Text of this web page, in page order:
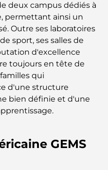
Ghaf : une nouvelle
à Dubaï
: Guide pratique pour
d'aménagement
vos espaces
Jumeirah : une
les acheteurs immobiliers
deux campus dédiés à
permettant ainsi un
Outre ses laboratoires
sport, ses salles de
d'excellence
toujours en tête de
qui
d'une structure
bien définie et d'une
GEMS